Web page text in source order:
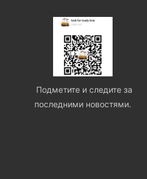
Подметите и следите за
последними новостями.